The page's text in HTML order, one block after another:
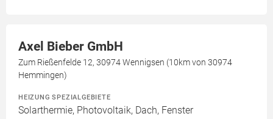
Axel Bieber GmbH
Zum Rießenfelde 12, 30974 Wennigsen (10km von 30974
Hemmingen)
HEIZUNG SPEZIALGEBIETE
Solarthermie, Photovoltaik, Dach, Fenster